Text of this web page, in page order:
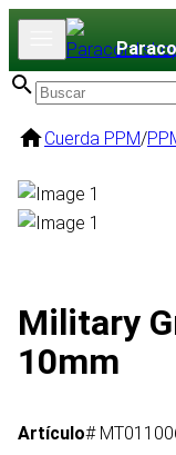
Cuerda PPM/
Military
10mm
Artículo#